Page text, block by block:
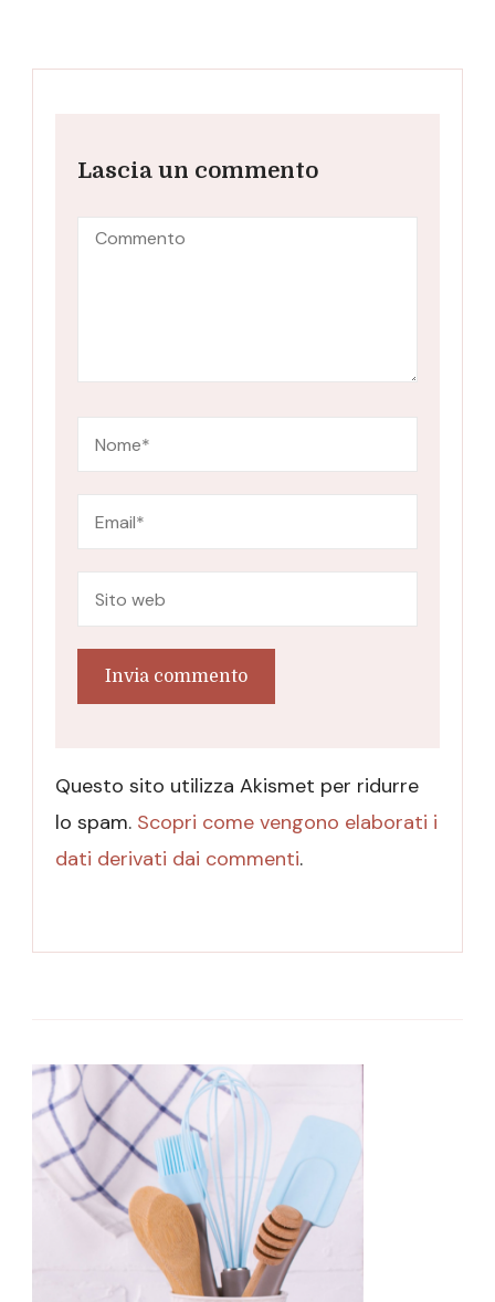
Lascia un commento
Questo sito utilizza Akismet per ridurre
lo spam. Scopri come vengono elaborati i
dati derivati dai commenti.